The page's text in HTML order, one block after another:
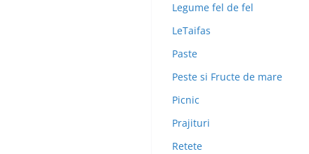
Legume fel de fel
LeTaifas
Paste
Peste si Fructe de mare
Picnic
Prajituri
Retete